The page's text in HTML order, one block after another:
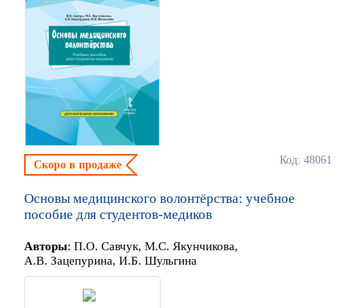
Код: 48061
Скоро в продаже
Основы медицинского волонтёрства: учебное
пособие для студентов-медиков
Авторы: П.О. Савчук, М.С. Якунчикова,
А.В. Зацепурина, И.Б. Шульгина